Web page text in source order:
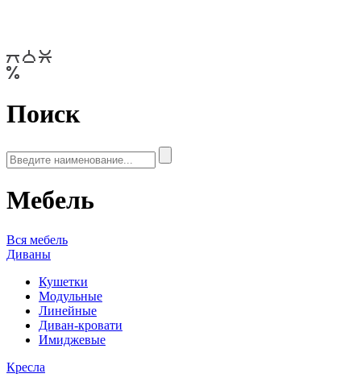
Поиск
Мебель
Вся мебель
Диваны
Кушетки
Модульные
Линейные
Диван-кровати
Имиджевые
Кресла